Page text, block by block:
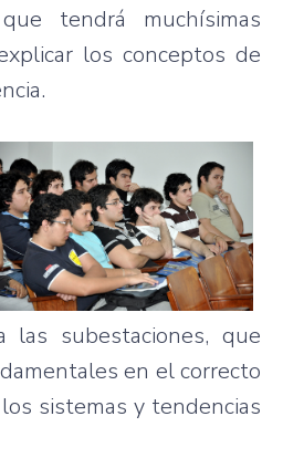
que tendrá
muchísimas
los conceptos de
.
las subestaciones,que
en elcorrecto
sistemas y tendencias